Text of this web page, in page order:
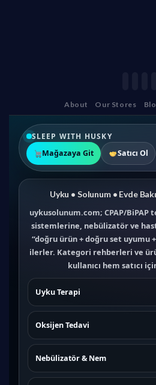
About Our Stores
SLEEP WITH HUSKY
Mağazaya Git
Satıcı Ol
Uyku • Solunum • Evde
uykusolunum.com; CPAP/BiPAP
sistemlerine, nebülizatör ve
“doğru ürün + doğru set uyumu +
ilerler. Kategori rehberleri ve
kullanıcı hem satıcı
Uyku Terapi
Oksijen Tedavi
Nebülizatör & Nem